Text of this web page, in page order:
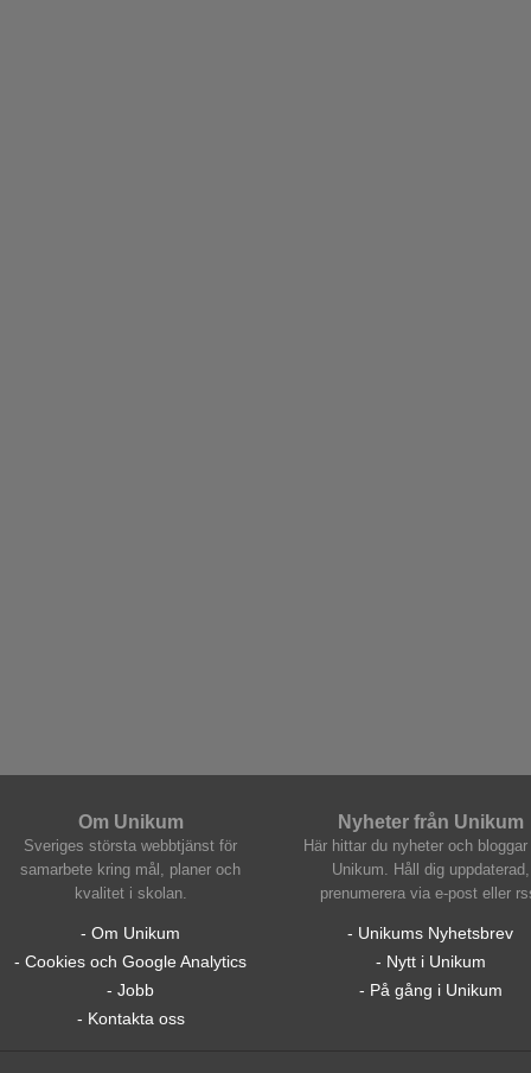
Om Unikum
Sveriges största webbtjänst för
samarbete kring mål, planer och
kvalitet i skolan.
- Om Unikum
- Cookies och Google Analytics
- Jobb
- Kontakta oss
Nyheter från Unikum
Här hittar du nyheter och bloggar
Unikum. Håll dig uppdaterad,
prenumerera via e-post eller
- Unikums Nyhetsbrev
- Nytt i Unikum
- På gång i Unikum